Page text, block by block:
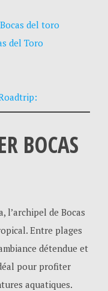
del toro
del Toro
BOCAS
l’archipel de Bocas
Entre plages
détendue et
pour profiter
aquatiques.